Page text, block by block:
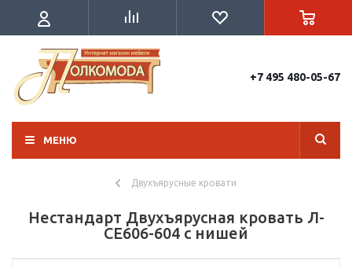
+7 495 480-05-67
МЕНЮ
Двухъярусные кровати
Нестандарт Двухъярусная кровать Л-
CE606-604 с нишей